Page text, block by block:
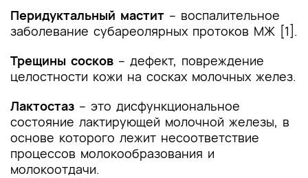
Перидуктальный мастит – воспалительное
заболевание субареолярных протоков МЖ [1].
Трещины сосков – дефект, повреждение
целостности кожи на сосках молочных желез.
Лактостаз – это дисфункциональное
состояние лактирующей молочной железы, в
основе которого лежит несоответствие
процессов молокообразования и
молокоотдачи.